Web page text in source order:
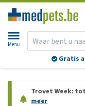
Menu
Gratis
Trovet Week:
meer